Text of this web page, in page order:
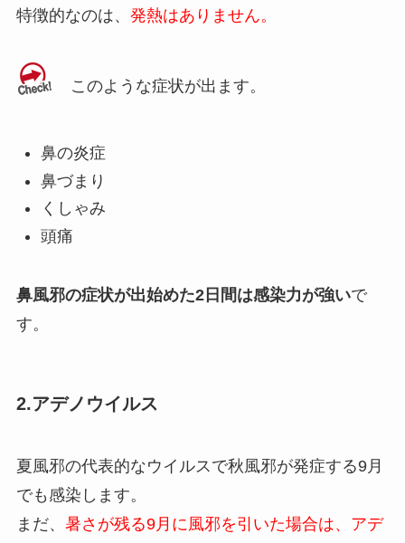
特徴的なのは、 発熱はありません。
このような症状が出ます。
鼻の炎症
鼻づまり
くしゃみ
頭痛
鼻風邪の症状が出始めた2日間は感染力が強いで
す。
2.アデノウイルス
夏風邪の代表的なウイルスで秋風邪が発症する9月
でも感染します。
まだ、 暑さが残る9月に風邪を引いた場合は、アデ